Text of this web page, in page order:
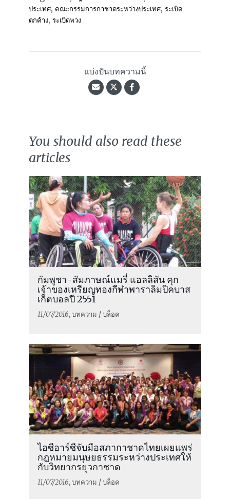
ประเทศ, คณะกรรมการกาชาดระหว่างประเทศ, ระเบิด
ตกค้าง, ระเบิดพวง
แบ่งปันบทความนี้
You should also read these
articles
กัมพูชา-สัมภาษณ์แมรี่ แอลลิสัน คุก
เจ้าของเหรียญทองกีฬาพาราลิมปิคบาส
เก็ตบอลปี 2551
11/07/2016, บทความ / บล็อค
ไอซีอาร์ซีจับมือสภากาชาดไทยเผยแพร่
กฎหมายมนุษยธรรมระหว่างประเทศให้
กับวิทยากรยุวกาชาด
11/07/2016, บทความ / บล็อค